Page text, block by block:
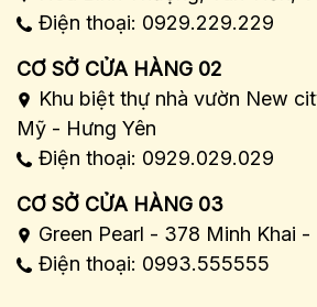
Điện thoại: 0929.229.229
CƠ SỞ CỬA HÀNG 02
Khu biệt thự nhà vườn New
Mỹ - Hưng Yên
Điện thoại: 0929.029.029
CƠ SỞ CỬA HÀNG 03
Green Pearl - 378 Minh Khai -
Điện thoại: 0993.555555